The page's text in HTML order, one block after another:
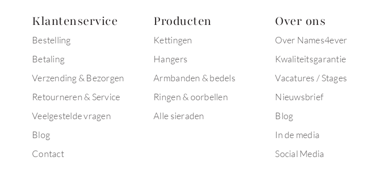
Klantenservice
Bestelling
Betaling
Verzending & Bezorgen
Retourneren & Service
Veelgestelde vragen
Blog
Contact
Producten
Kettingen
Hangers
Armbanden & bedels
Ringen & oorbellen
Alle sieraden
Over ons
Over Names4ever
Kwaliteitsgarantie
Vacatures / Stages
Nieuwsbrief
Blog
In de media
Social Media